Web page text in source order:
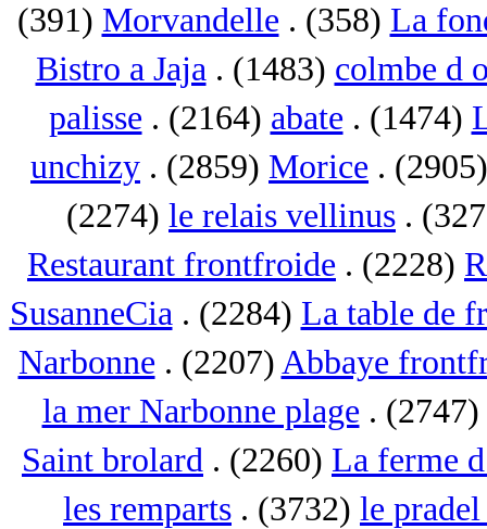
(391) Morvandelle . (358) La
Bistro a Jaja. (1483) colmbe d
palisse . (2164) abate . (1474)
unchizy . (2859) Morice .
(2274) le relais vellinus .
Restaurant frontfroide . (2228)
SusanneCia. (2284) La table de
Narbonne . (2207) Abbaye
la mer Narbonne plage . (2747)
Saint brolard . (2260) La ferme
les remparts . (3732) le